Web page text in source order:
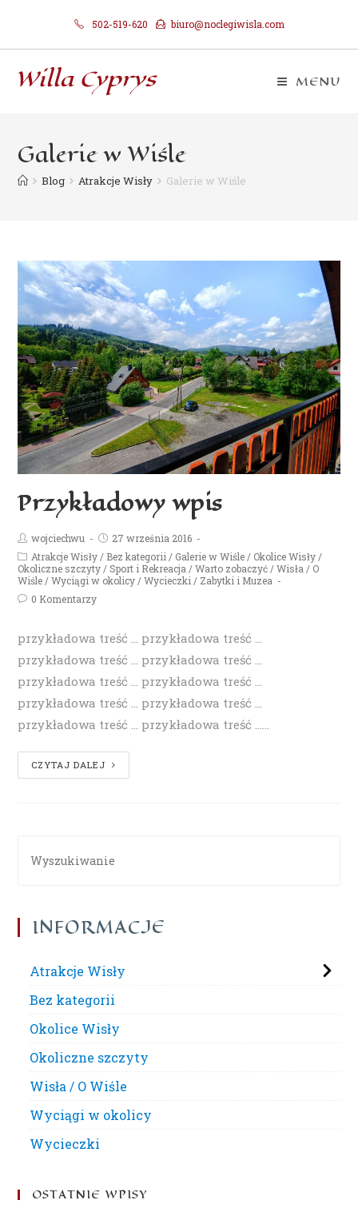
502-519-620 biuro@noclegiwisla.com
MENU
Galerie w Wiśle
Blog Atrakcje Wisły Galerie w Wiśle
Przykładowy wpis
wojciechwu
27 września 2016
Atrakcje Wisły/ Bez kategorii/ Galerie w Wiśle/ Okolice Wisły/
Okoliczne szczyty/Sport i Rekreacja/Warto zobaczyć/Wisła / O
Wiśle/Wyciągi w okolicy/Wycieczki/ Zabytki i Muzea
0 Komentarzy
przykładowa treść ... przykładowa treść ...
przykładowa treść ... przykładowa treść ...
przykładowa treść ... przykładowa treść ...
przykładowa treść ... przykładowa treść ...
przykładowa treść ... przykładowa treść ...…
CZYTAJ DALEJ
INFORMACJE
Atrakcje Wisły
Bez kategorii
Okolice Wisły
Okoliczne szczyty
Wisła / O Wiśle
Wyciągi w okolicy
Wycieczki
OSTATNIE WPISY